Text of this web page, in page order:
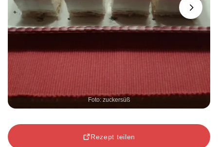
Foto: zuckersüß
Next
Rezept teilen